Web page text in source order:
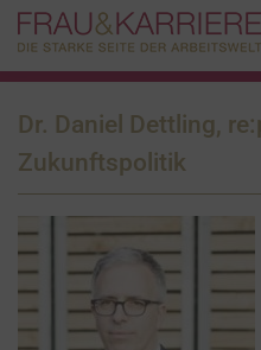
Dr. Daniel Dettling,
Zukunftspolitik